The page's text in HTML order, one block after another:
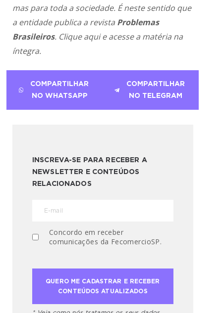
mas para toda a sociedade. É neste sentido que
a entidade publica a revista Problemas
Brasileiros. Clique aqui e acesse a matéria na
íntegra.
COMPARTILHAR
NO WHATSAPP
COMPARTILHAR
NO TELEGRAM
INSCREVA-SE PARA RECEBER A
NEWSLETTER E CONTEÚDOS
RELACIONADOS
Concordo em receber
comunicações da FecomercioSP.